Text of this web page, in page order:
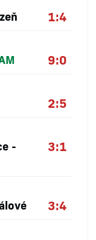
1:4
9:0
2:5
-
3:1
3:4